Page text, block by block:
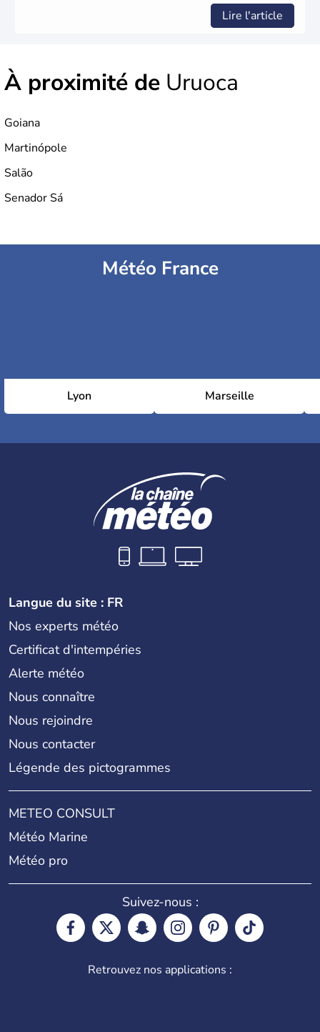
Lire l'article
À proximité de Uruoca
Goiana
Martinópole
Salão
Senador Sá
Météo France
Lyon Marseille
Langue du site : FR
Nos experts météo
Certificat d'intempéries
Alerte météo
Nous connaître
Nous rejoindre
Nous contacter
Légende des pictogrammes
METEO CONSULT
Météo Marine
Météo pro
Suivez-nous :
Retrouvez nos applications :